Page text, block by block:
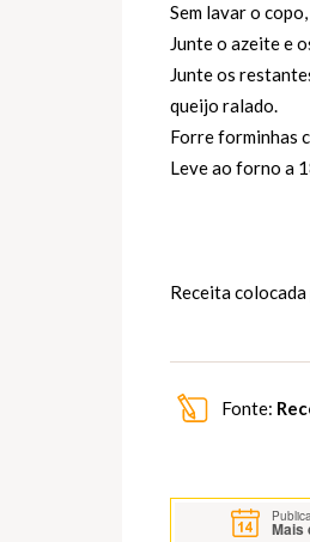
Sem lavar o
Junte o azeite e
Junte os
queijo ralado.
Forre forminhas
Leve ao forno a
Receita
Fonte:
Mais